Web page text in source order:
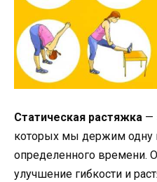
Статическая растяжка —
которых мы держим одну
определенного времени.
улучшение гибкости и